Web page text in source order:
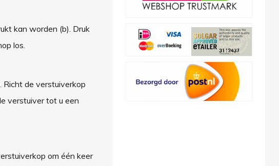
kan worden (b). Druk
los.
Richt de verstuiverkop
verstuiver tot u een
om één keer